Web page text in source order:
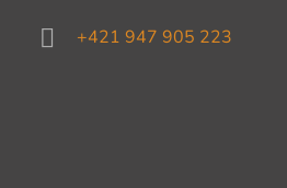
+421 947 905 223